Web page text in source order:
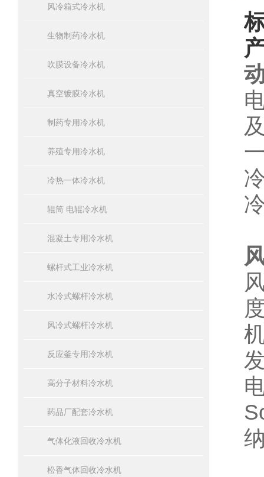
风冷箱式冷水机
生物制药冷水机
吹膜设备冷水机
真空镀膜冷水机
制药专用冷水机
养殖专用冷水机
冷热一体冷水机
辊筒 电辊冷水机
混凝土专用冷水机
螺杆式工业冷水机
水冷式螺杆冷水机
风冷式螺杆冷水机
反应釜专用冷水机
高分子材料冷水机
药品厂配套冷水机
气体化液回收冷水机
松香气体回收冷水机